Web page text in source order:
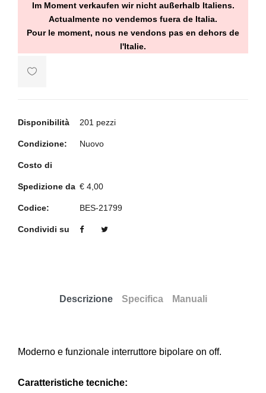
Im Moment verkaufen wir nicht außerhalb Italiens.
Actualmente no vendemos fuera de Italia.
Pour le moment, nous ne vendons pas en dehors de
l'Italie.
Disponibilità 201 pezzi
Condizione: Nuovo
Costo di
Spedizione da € 4,00
Codice: BES-21799
Condividi su
Descrizione Specifica Manuali
Moderno e funzionale interruttore bipolare on off.
Caratteristiche tecniche: